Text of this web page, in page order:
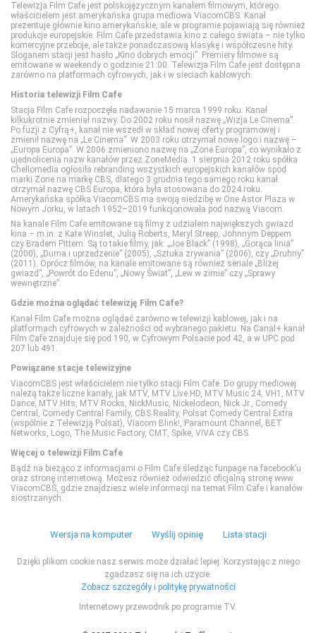
Eleven Sports 2
Eleven Sports 3
Eleven Sports 4
Eurosport 1
Eurosport 2
Extreme Sports Channel
Polsat Sport 1
Polsat Sport 2
Polsat Sport 3
Polsat Sport Extra 1
Polsat Sport Extra 2
Polsat Sport Extra 3
Polsat Sport Extra 4
Polsat Sport Premium 1
Discovery Historia
Discovery Life
Discovery Science
DTX (d. Discovery Turbo Xtra)
Fokus TV
HISTORY
HISTORY 2
ID
Nat Geo People
National Geographic
National Geographic Wild
PLANETE+
Polsat Doku
Polsat Viasat History
HGTV
Lifetime
Polsat Cafe
Polsat Games
Polsat Play
Polsat Rodzina
TLC
TTV
TVN Style
TVN Turbo
TVP Kobieta
Disney Junior
Disney XD
MiniMini+
Nickelodeon
Nicktoons
TVP ABC
Telewizja Film Cafe jest polskojęzycznym kanałem filmowym, którego
właścicielem jest amerykańska grupa mediowa ViacomCBS. Kanał
prezentuje głównie kino amerykańskie, ale w programie pojawiają się również
produkcje europejskie. Film Cafe przedstawia kino z całego świata – nie tylko
komercyjne przeboje, ale także ponadczasową klasykę i współczesne hity.
Sloganem stacji jest hasło „Kino dobrych emocji”. Premiery filmowe są
emitowane w weekendy o godzinie 21:00. Telewizja Film Cafe jest dostępna
zarówno na platformach cyfrowych, jak i w sieciach kablowych.
Historia telewizji Film Cafe
Stacja Film Cafe rozpoczęła nadawanie 15 marca 1999 roku. Kanał
kilkukrotnie zmieniał nazwy. Do 2002 roku nosił nazwę „Wizja Le Cinema”.
Po fuzji z Cyfrą+, kanał nie wszedł w skład nowej oferty programowej i
zmienił nazwę na „Le Cinema”. W 2003 roku otrzymał nowe logo i nazwę –
„Europa Europa”. W 2006 zmieniono nazwę na „Zone Europa”, co wynikało z
ujednolicenia nazw kanałów przez ZoneMedia. 1 sierpnia 2012 roku spółka
Chellomedia ogłosiła rebranding wszystkich europejskich kanałów spod
marki Zone na markę CBS, dlatego 3 grudnia tego samego roku kanał
otrzymał nazwę CBS Europa, która była stosowana do 2024 roku.
Amerykańska spółka ViacomCBS ma swoją siedzibę w One Astor Plaza w
Nowym Jorku, w latach 1952–2019 funkcjonowała pod nazwą Viacom.
Na kanale Film Cafe emitowane są filmy z udziałem największych gwiazd
kina – m.in. z Kate Winslet, Julią Roberts, Meryl Streep, Johnnym Deppem
czy Bradem Pittem. Są to takie filmy, jak: „Joe Black” (1998), „Gorąca linia”
(2000), „Duma i uprzedzenie” (2005), „Sztuka zrywania” (2006), czy „Druhny”
(2011). Oprócz filmów, na kanale emitowane są również seriale „Bliżej
gwiazd”, „Powrót do Edenu”, „Nowy Świat”, „Lew w zimie” czy „Sprawy
wewnętrzne”.
Gdzie można oglądać telewizję Film Cafe?
Kanał Film Cafe można oglądać zarówno w telewizji kablowej, jak i na
platformach cyfrowych w zależności od wybranego pakietu. Na Canal+ kanał
Film Cafe znajduje się pod 190, w Cyfrowym Polsacie pod 42, a w UPC pod
207 lub 491.
Powiązane stacje telewizyjne
ViacomCBS jest właścicielem nie tylko stacji Film Cafe. Do grupy mediowej
należą także liczne kanały, jak MTV, MTV Live HD, MTV Music 24, VH1, MTV
Dance, MTV Hits, MTV Rocks, NickMusic, Nickelodeon, Nick Jr., Comedy
Central, Comedy Central Family, CBS Reality, Polsat Comedy Central Extra
(wspólnie z Telewizją Polsat), Viacom Blink!, Paramount Channel, BET
Networks, Logo, The Music Factory, CMT, Spike, VIVA czy CBS.
Więcej o telewizji Film Cafe
Bądź na bieżąco z informacjami o Film Cafe śledząc funpage na facebook’u
oraz stronę internetową. Możesz również odwiedzić oficjalną stronę www
ViacomCBS, gdzie znajdziesz wiele informacji na temat Film Cafe i kanałów
siostrzanych.
Wersja na komputer Wyślij opinię Lista stacji
Dzięki plikom cookie nasz serwis może działać lepiej. Korzystając z niego
zgadzasz się na ich użycie.
Zobacz szczegóły i politykę prywatności
Internetowy przewodnik po programie TV.